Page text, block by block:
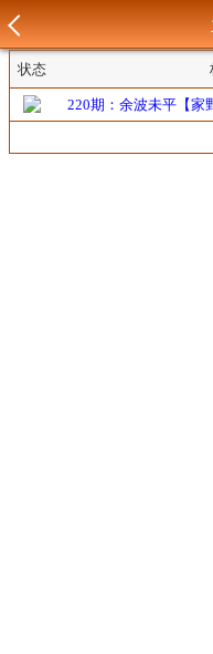
状态
220期：余波未平【家